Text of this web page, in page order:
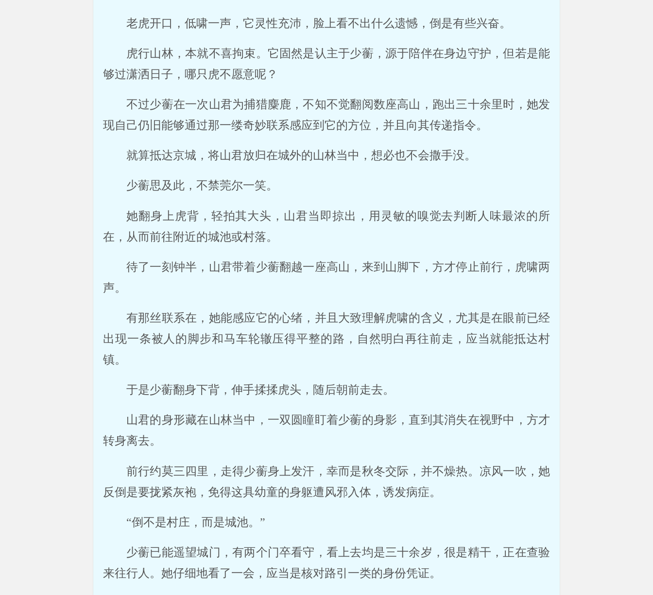
老虎开口，低啸一声，它灵性充沛，脸上看不出什么遗憾，倒是有些兴奋。
虎行山林，本就不喜拘束。它固然是认主于少蘅，源于陪伴在身边守护，但若是能
够过潇洒日子，哪只虎不愿意呢？
不过少蘅在一次山君为捕猎麋鹿，不知不觉翻阅数座高山，跑出三十余里时，她发
现自己仍旧能够通过那一缕奇妙联系感应到它的方位，并且向其传递指令。
就算抵达京城，将山君放归在城外的山林当中，想必也不会撒手没。
少蘅思及此，不禁莞尔一笑。
她翻身上虎背，轻拍其大头，山君当即掠出，用灵敏的嗅觉去判断人味最浓的所
在，从而前往附近的城池或村落。
待了一刻钟半，山君带着少蘅翻越一座高山，来到山脚下，方才停止前行，虎啸两
声。
有那丝联系在，她能感应它的心绪，并且大致理解虎啸的含义，尤其是在眼前已经
出现一条被人的脚步和马车轮辙压得平整的路，自然明白再往前走，应当就能抵达村
镇。
于是少蘅翻身下背，伸手揉揉虎头，随后朝前走去。
山君的身形藏在山林当中，一双圆瞳盯着少蘅的身影，直到其消失在视野中，方才
转身离去。
前行约莫三四里，走得少蘅身上发汗，幸而是秋冬交际，并不燥热。凉风一吹，她
反倒是要拢紧灰袍，免得这具幼童的身躯遭风邪入体，诱发病症。
“倒不是村庄，而是城池。”
少蘅已能遥望城门，有两个门卒看守，看上去均是三十余岁，很是精干，正在查验
来往行人。她仔细地看了一会，应当是核对路引一类的身份凭证。